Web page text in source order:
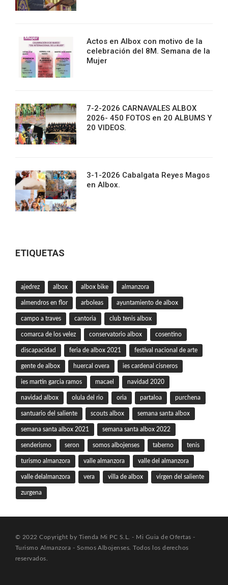
Actos en Albox con motivo de la
celebración del 8M. Semana de la
Mujer
7-2-2026 CARNAVALES ALBOX
2026- 450 FOTOS en 20 ALBUMS Y
20 VIDEOS.
3-1-2026 Cabalgata Reyes Magos
en Albox.
ETIQUETAS
ajedrez albox albox bike almanzora
almendros en flor arboleas ayuntamiento de albox
campo a traves cantoria club tenis albox
comarca de los velez conservatorio albox cosentino
discapacidad feria de albox 2021 festival nacional de arte
gente de albox huercal overa ies cardenal cisneros
ies martin garcia ramos macael navidad 2020
navidad albox olula del rio oria partaloa purchena
santuario del saliente scouts albox semana santa albox
semana santa albox 2021 semana santa albox 2022
senderismo seron somos albojenses taberno tenis
turismo almanzora valle almanzora valle del almanzora
valle delalmanzora vera villa de albox virgen del saliente
zurgena
© 2022 Copyright by Tienda Mi PC S.L. - Mi Guia de Ofertas -
Turismo Almanzora - Somos Albojenses. Todos los derechos
reservados.